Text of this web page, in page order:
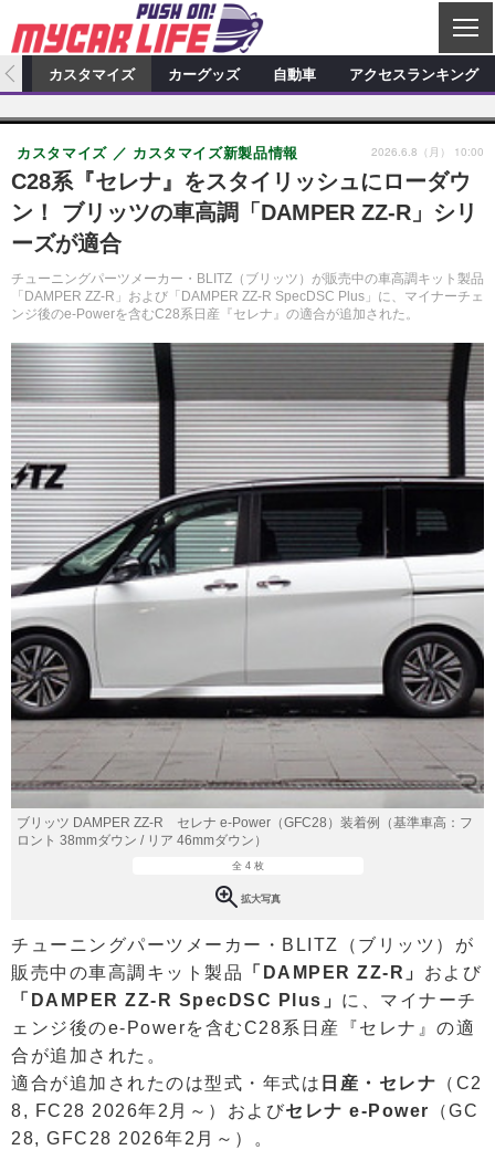
C
L
S
カーオーディオ
特集記事 新製品情報
プロショップ検索
カーオーディオニュース デモカー製作記
その他
カスタマイズ
カスタマイズ特集記事 カスタマイズ新製品情報
カスタマイズニュース
カーグッズ
カーグッズ特集記事 カーグッズ新製品情報
カーグッズニュース
自動車
スクープ
カスタマイズ カーグッズ 自動車 アクセスランキング
C28系『セレナ』をスタイリッシュにローダウ
ン！ ブリッツの車高調「DAMPER ZZ-R」シリ
ーズが適合
チューニングパーツメーカー・BLITZ（ブリッツ）が販売中の車高調キット製品
「DAMPER ZZ-R」および「DAMPER ZZ-R SpecDSC Plus」に、マイナーチェ
ンジ後のe-Powerを含むC28系日産『セレナ』の適合が追加された。
カスタマイズ カスタマイズ新製品情報 2026.6.8（月） 10:00
ブリッツ DAMPER ZZ-R セレナ e-Power（GFC28）装着例（基準車高：フ
ロント 38mmダウン / リア 46mmダウン）
全 4 枚
拡大写真
チューニングパーツメーカー・BLITZ（ブリッツ）が
販売中の車高調キット製品
「DAMPER ZZ-R」 および
「DAMPER ZZ-R SpecDSC Plus」 に、マイナーチ
ェンジ後のe-Powerを含むC28系日産『セレナ』の適
合が追加された。
適合が追加されたのは型式・年式は 日産・セレナ （C2
8, FC28 2026年2月～）およびセレナ e-Power （GC
28, GFC28 2026年2月～）。